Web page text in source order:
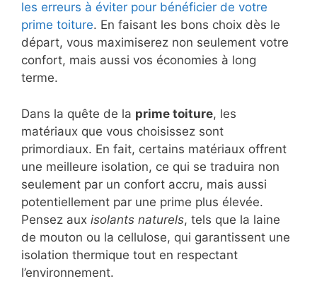
les erreurs à éviter pour bénéficier de votre
prime toiture. En faisant les bons choix dès le
départ, vous maximiserez non seulement votre
confort, mais aussi vos économies à long
terme.
Dans la quête de la prime toiture, les
matériaux que vous choisissez sont
primordiaux. En fait, certains matériaux offrent
une meilleure isolation, ce qui se traduira non
seulement par un confort accru, mais aussi
potentiellement par une prime plus élevée.
Pensez aux isolants naturels, tels que la laine
de mouton ou la cellulose, qui garantissent une
isolation thermique tout en respectant
l’environnement.